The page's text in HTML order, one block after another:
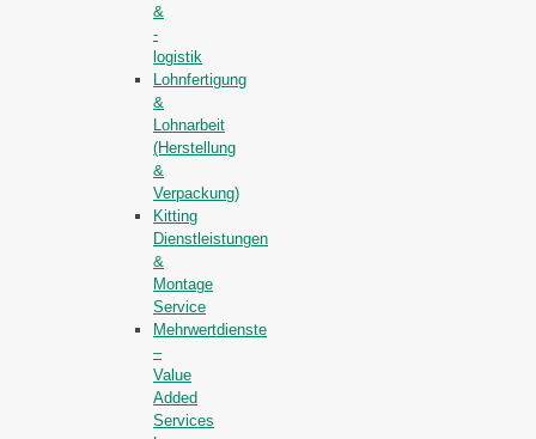
&
-
logistik
Lohnfertigung
&
Lohnarbeit
(Herstellung
&
Verpackung)
Kitting
Dienstleistungen
&
Montage
Service
Mehrwertdienste
–
Value
Added
Services